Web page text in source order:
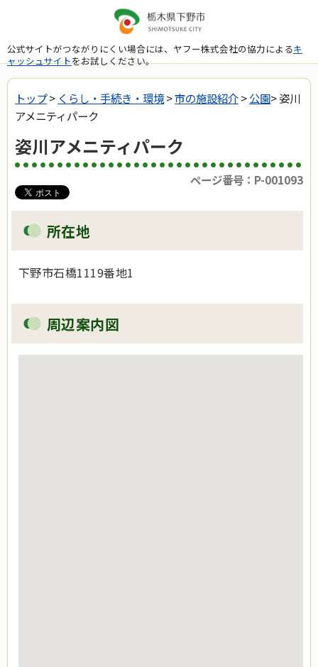
公式サイトがつながりにくい場合には、ヤフー株式会社の協力によるキ
ャッシュサイトをお試しください。
トップ> くらし・手続き・環境>市の施設紹介>公園> 姿川
アメニティパーク
姿川アメニティパーク
ページ番号：P-001093
所在地
下野市石橋1119番地1
周辺案内図